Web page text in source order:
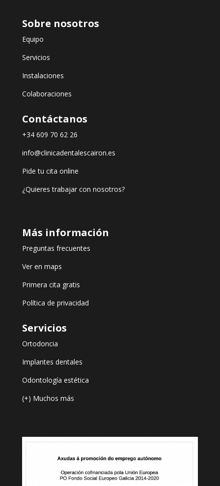
Sobre nosotros
Equipo
Servicios
Instalaciones
Colaboraciones
Contáctanos
+34 609 70 62 26
info@clinicadentalescairon.es
Pide tu cita online
¿Quieres trabajar con nosotros?
Más información
Preguntas frecuentes
Ver en maps
Primera cita gratis
Política de privacidad
Servicios
Ortodoncia
Implantes dentales
Odontología estética
(+) Muchos más